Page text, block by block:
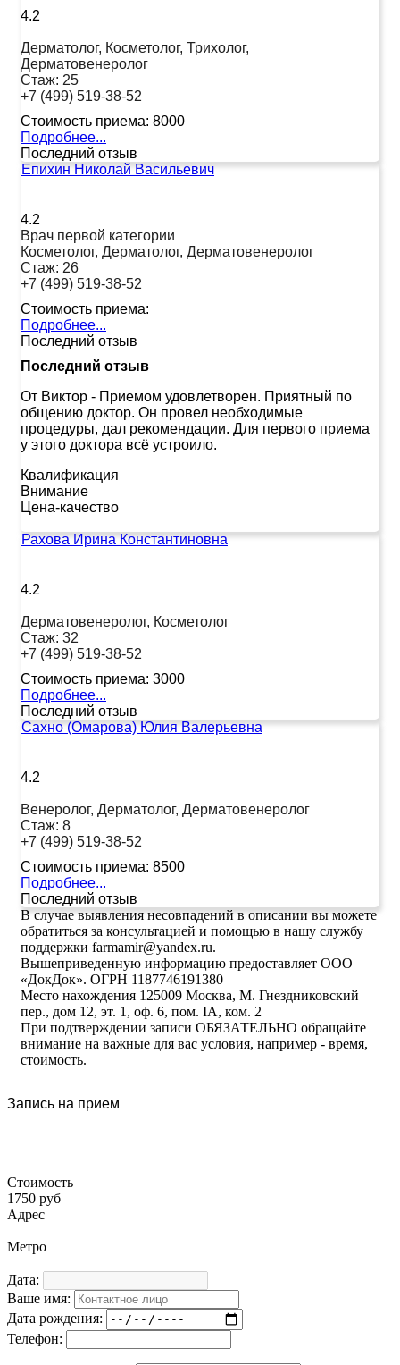
4.2
Дерматолог, Косметолог, Трихолог,
Дерматовенеролог
Стаж: 25
+7 (499) 519-38-52
Стоимость приема: 8000
Подробнее...
Последний отзыв
Епихин Николай Васильевич
4.2
Врач первой категории
Косметолог, Дерматолог, Дерматовенеролог
Стаж: 26
+7 (499) 519-38-52
Стоимость приема:
Подробнее...
Последний отзыв
Последний отзыв
От Виктор - Приемом удовлетворен. Приятный по
общению доктор. Он провел необходимые
процедуры, дал рекомендации. Для первого приема
у этого доктора всё устроило.
Квалификация
Внимание
Цена-качество
Рахова Ирина Константиновна
4.2
Дерматовенеролог, Косметолог
Стаж: 32
+7 (499) 519-38-52
Стоимость приема: 3000
Подробнее...
Последний отзыв
Сахно (Омарова) Юлия Валерьевна
4.2
Венеролог, Дерматолог, Дерматовенеролог
Стаж: 8
+7 (499) 519-38-52
Стоимость приема: 8500
Подробнее...
Последний отзыв
В случае выявления несовпадений в описании вы можете
обратиться за консультацией и помощью в нашу службу
поддержки farmamir@yandex.ru.
Вышеприведенную информацию предоставляет ООО
«ДокДок». ОГРН 1187746191380
Место нахождения 125009 Москва, М. Гнездниковский
пер., дом 12, эт. 1, оф. 6, пом. IA, ком. 2
При подтверждении записи ОБЯЗАТЕЛЬНО обращайте
внимание на важные для вас условия, например - время,
стоимость.
Запись на прием
Стоимость
1750 руб
Адрес
Метро
Дата:
Ваше имя:
Дата рождения:
Телефон: